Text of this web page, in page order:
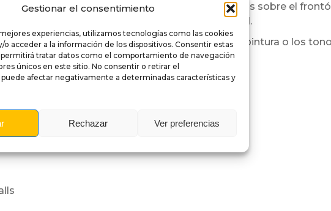
Gestionar el consentimiento
experiencias, utilizamos tecnologías como las cookies
o acceder a la información de los dispositivos. Consentir estas
tratar datos como el comportamiento de navegación
únicos en este sitio. No consentir o retirar el
afectar negativamente a determinadas características y
Rechazar Ver preferencias
una solución práctica para evitar colocar bebidas sobre el
rápida directamente en la pata del pinball.
aparecer ligeras variaciones en las texturas, la pintura o los